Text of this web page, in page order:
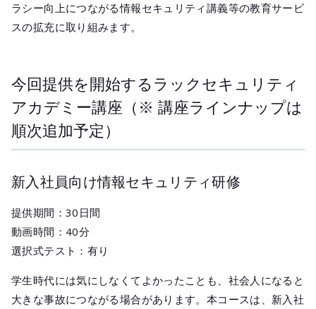
ラシー向上につながる情報セキュリティ講義等の教育サービ
スの拡充に取り組みます。
今回提供を開始するラックセキュリティ
アカデミー講座 （※ 講座ラインナップは
順次追加予定）
新入社員向け情報セキュリティ研修
提供期間：30日間
動画時間：40分
選択式テスト：有り
学生時代には気にしなくてよかったことも、社会人になると
大きな事故につながる場合があります。本コースは、新入社